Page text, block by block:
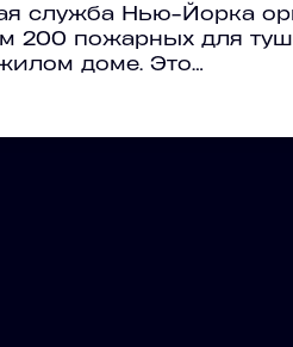
служба Нью-Йорка
200 пожарных для
доме. Это…